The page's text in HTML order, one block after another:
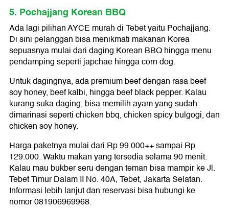
5. Pochajjang Korean BBQ
Ada lagi pilihan AYCE murah di Tebet yaitu Pochajjang.
Di sini pelanggan bisa menikmati makanan Korea
sepuasnya mulai dari daging Korean BBQ hingga menu
pendamping seperti japchae hingga corn dog.
Untuk dagingnya, ada premium beef dengan rasa beef
soy honey, beef kalbi, hingga beef black pepper. Kalau
kurang suka daging, bisa memilih ayam yang sudah
dimarinasi seperti chicken bbq, chicken spicy bulgogi, dan
chicken soy honey.
Harga paketnya mulai dari Rp 99.000++ sampai Rp
129.000. Waktu makan yang tersedia selama 90 menit.
Kalau mau bukber seru dengan teman bisa mampir ke Jl.
Tebet Timur Dalam II No. 40A, Tebet, Jakarta Selatan.
Informasi lebih lanjut dan reservasi bisa hubungi ke
nomor 081906969968.